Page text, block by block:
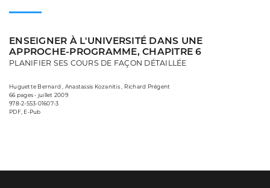
ENSEIGNER À L'UNIVERSITÉ DANS UNE
APPROCHE-PROGRAMME, CHAPITRE 6
PLANIFIER SES COURS DE FAÇON DÉTAILLÉE
Huguette Bernard , Anastassis Kozanitis , Richard Prégent
66 pages • juillet 2009
978-2-553-01607-3
PDF, E-Pub